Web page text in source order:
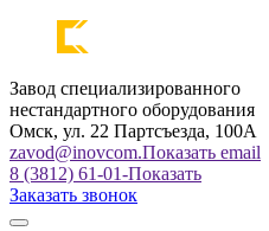
Завод специализированного
нестандартного оборудования
Омск, ул. 22 Партсъезда, 100А
zavod@inovcom.Показать email
8 (3812) 61-01-Показать
Заказать звонок